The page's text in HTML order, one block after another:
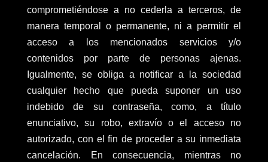
comprometiéndose a no cederla a terceros, de
manera temporal o permanente, ni a permitir el
acceso a los mencionados servicios y/o
contenidos por parte de personas ajenas.
Igualmente, se obliga a notificar a la sociedad
cualquier hecho que pueda suponer un uso
indebido de su contraseña, como, a título
enunciativo, su robo, extravío o el acceso no
autorizado, con el fin de proceder a su inmediata
cancelación. En consecuencia, mientras no